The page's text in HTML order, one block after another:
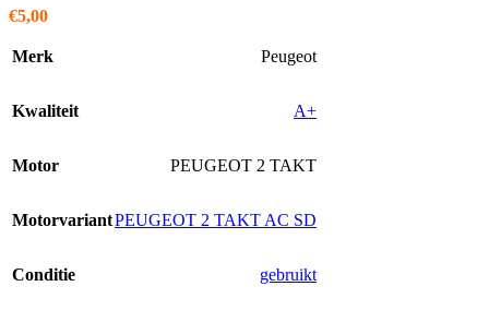
€5,00
Merk Peugeot
Kwaliteit A+
Motor PEUGEOT 2 TAKT
MotorvariantPEUGEOT 2 TAKT AC SD
Conditie gebruikt